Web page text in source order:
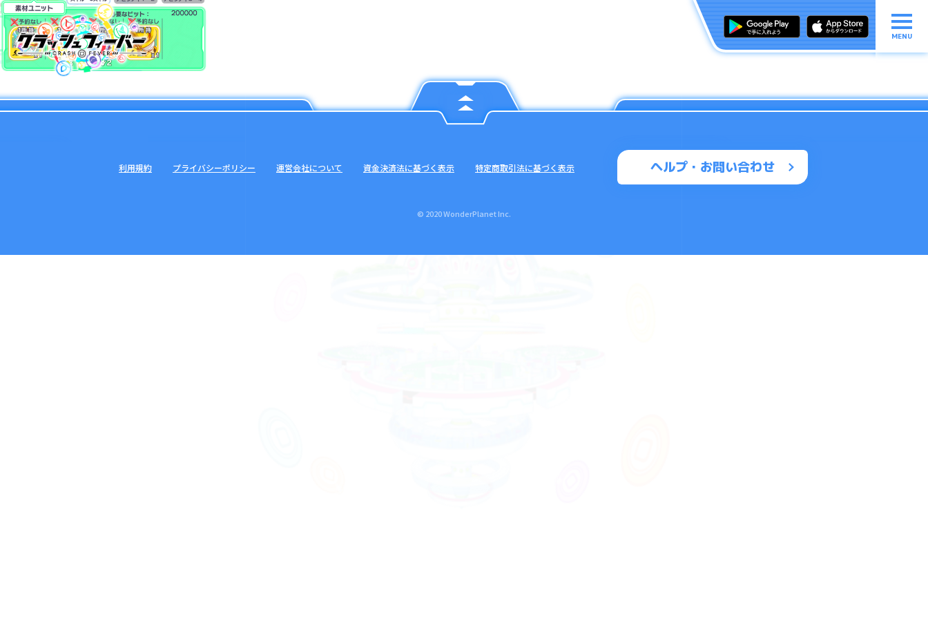
MENU
ヘルプ・お問い合わせ
利用規約 プライバシーポリシー 運営会社について 資金決済法に基づく表示 特定商取引法に基づく表示
© 2020 WonderPlanet Inc.